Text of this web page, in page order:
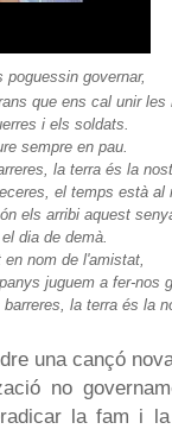
governar,
que ens cal unir les
i els soldats.
sempre en pau.
la terra és la
el temps està al
els arribi aquest
dia de demà.
nom de l'amistat,
juguem a fer-nos
la terra és la
una cançó
no
la fam i